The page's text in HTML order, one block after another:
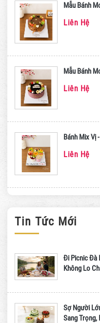
Mẫu Bánh
Liên Hệ
Mẫu Bánh
Liên Hệ
Bánh Mix Vị
Liên Hệ
Tin Tức Mới
Đi Picnic Đà
Không Lo
Sợ Người
Sang Trọng,